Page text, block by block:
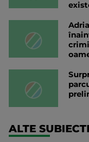
ALTE